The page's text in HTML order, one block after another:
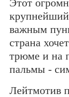
Этот
крупнейший
важным
страна
трюме и на
пальмы -
Лейтмотив